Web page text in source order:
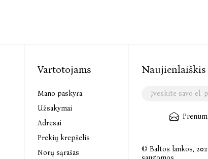
Vartotojams
Mano paskyra
Užsakymai
Adresai
Prekių krepšelis
Norų sąrašas
Naujienlaiškis
© Baltos lankos,